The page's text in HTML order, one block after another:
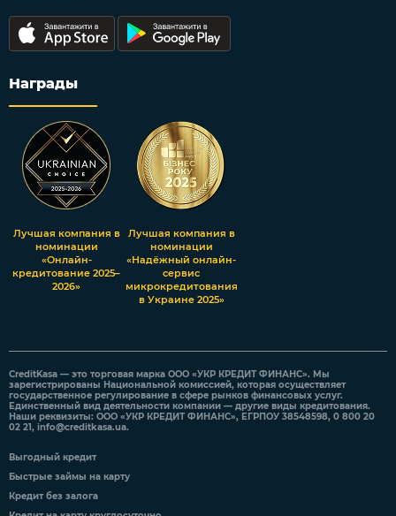
Награды
Лучшая компания в
номинации
«Онлайн-
кредитование 2025–
2026»
Лучшая компания в
номинации
«Надёжный онлайн-
сервис
микрокредитования
в Украине 2025»
CreditKasa — это торговая марка ООО «УКР КРЕДИТ ФИНАНС». Мы
зарегистрированы Национальной комиссией, которая осуществляет
государственное регулирование в сфере рынков финансовых услуг.
Единственный вид деятельности компании — другие виды кредитования.
Наши реквизиты: ООО «УКР КРЕДИТ ФИНАНС», ЕГРПОУ 38548598, 0 800 20
02 21, info@creditkasa.ua.
Выгодный кредит
Быстрые займы на карту
Кредит без залога